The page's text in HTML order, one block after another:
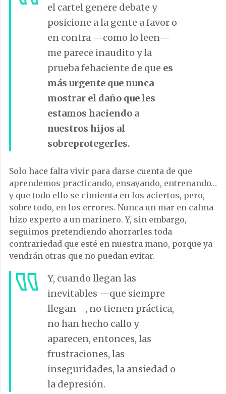
el cartel genere debate y
posicione a la gente a favor o
en contra —como lo leen—
me parece inaudito y la
prueba fehaciente de que es
más urgente que nunca
mostrar el daño que les
estamos haciendo a
nuestros hijos al
sobreprotegerles.
Solo hace falta vivir para darse cuenta de que
aprendemos practicando, ensayando, entrenando…
y que todo ello se cimienta en los aciertos, pero,
sobre todo, en los errores. Nunca un mar en calma
hizo experto a un marinero. Y, sin embargo,
seguimos pretendiendo ahorrarles toda
contrariedad que esté en nuestra mano, porque ya
vendrán otras que no puedan evitar.
Y, cuando llegan las
inevitables —que siempre
llegan—, no tienen práctica,
no han hecho callo y
aparecen, entonces, las
frustraciones, las
inseguridades, la ansiedad o
la depresión.